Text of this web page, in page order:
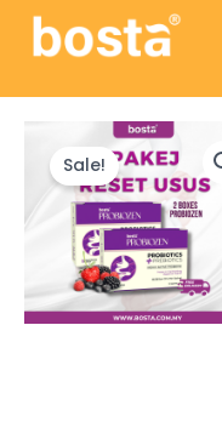
Skip
Sale!